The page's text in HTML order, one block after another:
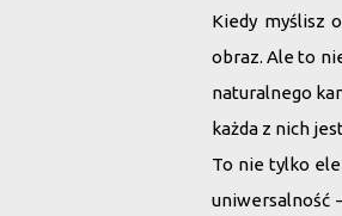
Kiedy myślisz
obraz. Ale to
naturalnego
każda z nich
To nie tylko
uniwersalność